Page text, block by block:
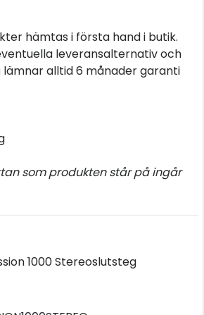
hämtas i första hand i butik.
leveransalternativ och
alltid 6 månader garanti
som produkten står på ingår
1000 Stereoslutsteg